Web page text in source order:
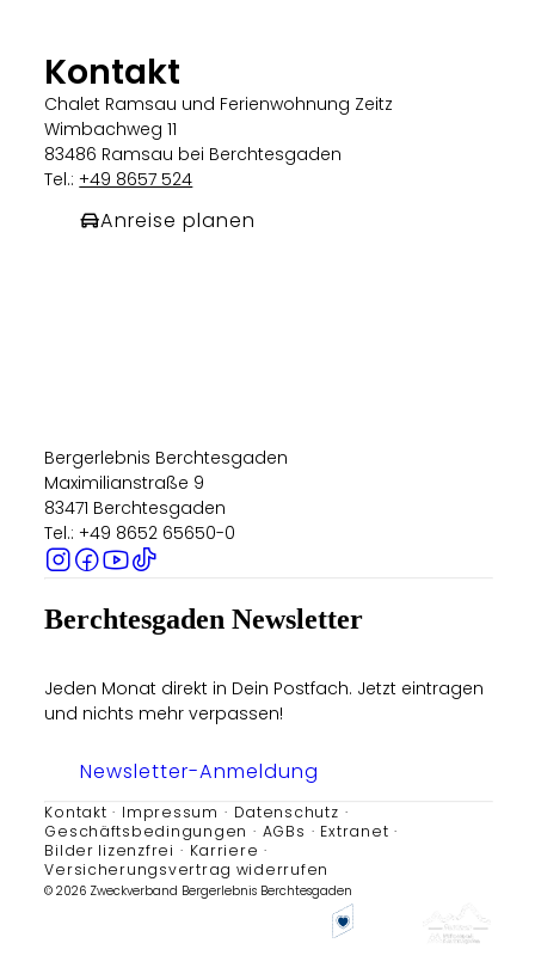
Kontakt
Chalet Ramsau und Ferienwohnung Zeitz
Wimbachweg 11
83486 Ramsau bei Berchtesgaden
Tel.:+49 8657 524
Anreise planen
Bergerlebnis Berchtesgaden
Maximilianstraße 9
83471 Berchtesgaden
Tel.: +49 8652 65650-0
Berchtesgaden Newsletter
Jeden Monat direkt in Dein Postfach. Jetzt eintragen
und nichts mehr verpassen!
Newsletter-Anmeldung
Kontakt Impressum
Datenschutz
Geschäftsbedingungen
AGBs
Extranet
Bilder lizenzfrei
Karriere
Versicherungsvertrag widerrufen
© 2026 Zweckverband Bergerlebnis Berchtesgaden